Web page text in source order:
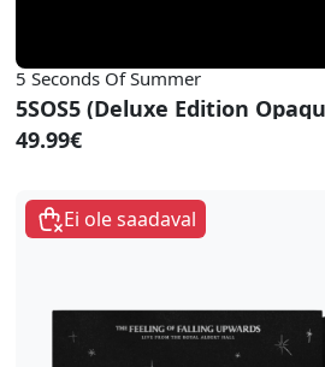
5 Seconds Of Summer
5SOS5 (Deluxe Edition
49.99€
Ei ole saadaval